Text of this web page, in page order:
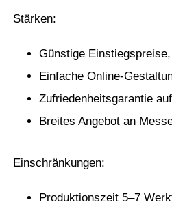
Stärken:
Günstige
Einfache Online-
Zufriedenheitsgarantie
Breites Angebot an
Einschränkungen:
Produktionszeit 5–7